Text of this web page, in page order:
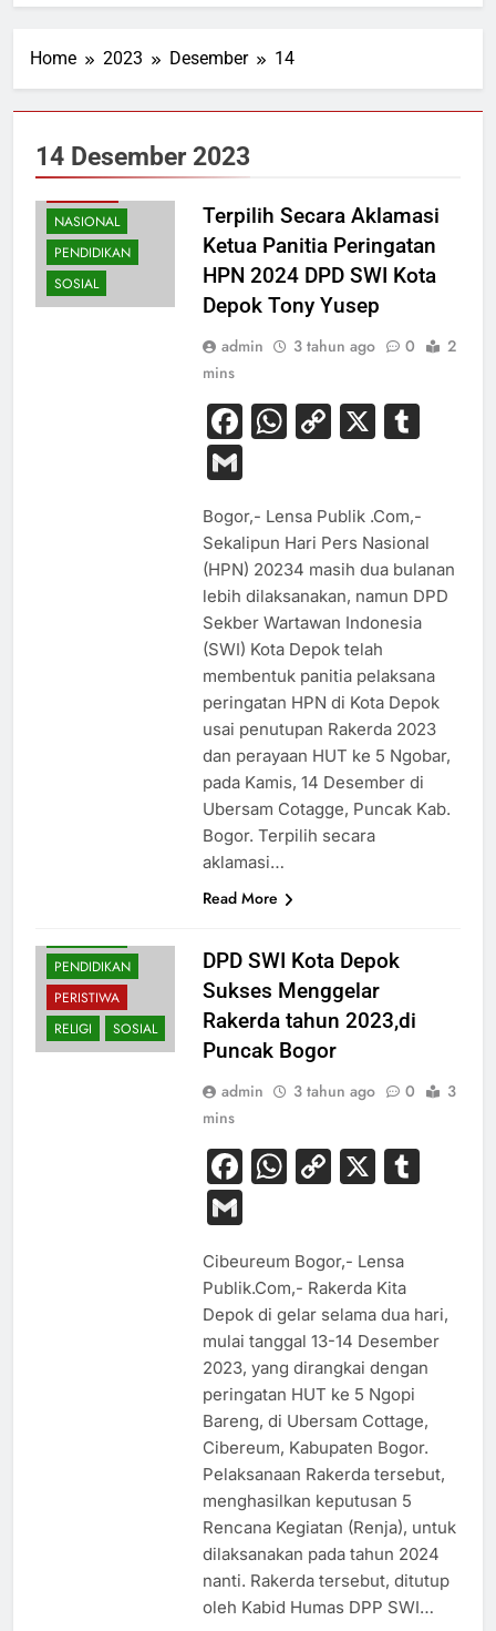
Home 2023 Desember 14
14 Desember 2023
BUDAYA
NASIONAL
PENDIDIKAN
SOSIAL
Terpilih Secara Aklamasi
Ketua Panitia Peringatan
HPN 2024 DPD SWI Kota
Depok Tony Yusep
admin 3 tahun ago 0
2
mins
Facebook
WhatsApp
Copy
X
Gmail
Bogor,- Lensa Publik .Com,-
Sekalipun Hari Pers Nasional
(HPN) 20234 masih dua bulanan
lebih dilaksanakan, namun DPD
Sekber Wartawan Indonesia
(SWI) Kota Depok telah
membentuk panitia pelaksana
peringatan HPN di Kota Depok
usai penutupan Rakerda 2023
dan perayaan HUT ke 5 Ngobar,
pada Kamis, 14 Desember di
Ubersam Cotagge, Puncak Kab.
Bogor. Terpilih secara
aklamasi…
Read More
PENDIDIKAN
PERISTIWA
RELIGI
SOSIAL
DPD SWI Kota Depok
Sukses Menggelar
Rakerda tahun 2023,di
Puncak Bogor
admin 3 tahun ago 0
3
mins
Facebook
WhatsApp
Copy
X
Gmail
Cibeureum Bogor,- Lensa
Publik.Com,- Rakerda Kita
Depok di gelar selama dua hari,
mulai tanggal 13-14 Desember
2023, yang dirangkai dengan
peringatan HUT ke 5 Ngopi
Bareng, di Ubersam Cottage,
Cibereum, Kabupaten Bogor.
Pelaksanaan Rakerda tersebut,
menghasilkan keputusan 5
Rencana Kegiatan (Renja), untuk
dilaksanakan pada tahun 2024
nanti. Rakerda tersebut, ditutup
oleh Kabid Humas DPP SWI…